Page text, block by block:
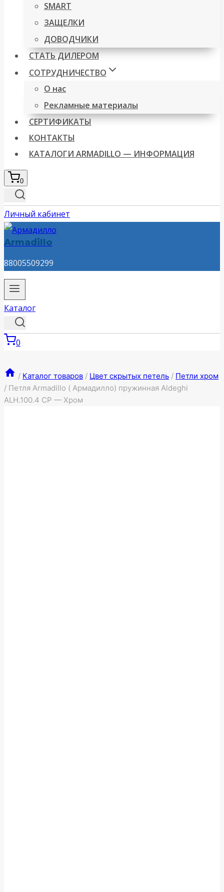
SMART
ЗАЩЕЛКИ
ДОВОДЧИКИ
СТАТЬ ДИЛЕРОМ
СОТРУДНИЧЕСТВО
О нас
Рекламные материалы
СЕРТИФИКАТЫ
КОНТАКТЫ
КАТАЛОГИ ARMADILLO — ИНФОРМАЦИЯ
0
Личный кабинет
Armadillo
88005509299
Каталог
0
/ Каталог товаров / Цвет скрытых петель / Петли хром
/ Петля Armadillo ( Армадилло) пружинная Aldeghi
ALH.100.4 CP — Хром